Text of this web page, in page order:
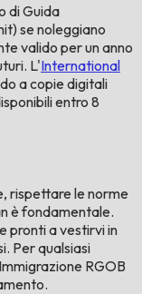
di Guida
se noleggiano
valido per un anno
L'International
a copie digitali
entro 8
rispettare le norme
è fondamentale.
pronti a vestirvi in
Per qualsiasi
RGOB